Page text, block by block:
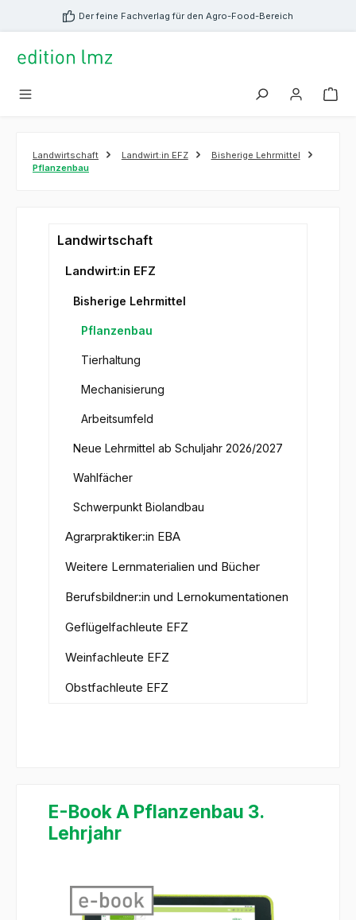
springen Der feine Fachverlag für den Agro-Food-Bereich
Landwirtschaft Landwirt:in EFZ
Bisherige Lehrmittel
Pflanzenbau
Landwirtschaft
Landwirt:in EFZ
Bisherige Lehrmittel
Pflanzenbau
Tierhaltung
Mechanisierung
Arbeitsumfeld
Neue Lehrmittel ab Schuljahr 2026/2027
Wahlfächer
Schwerpunkt Biolandbau
Agrarpraktiker:in EBA
Weitere Lernmaterialien und Bücher
Berufsbildner:in und Lernokumentationen
Geflügelfachleute EFZ
Weinfachleute EFZ
Obstfachleute EFZ
E-Book A Pflanzenbau 3.
Lehrjahr
Bildergalerie überspringen